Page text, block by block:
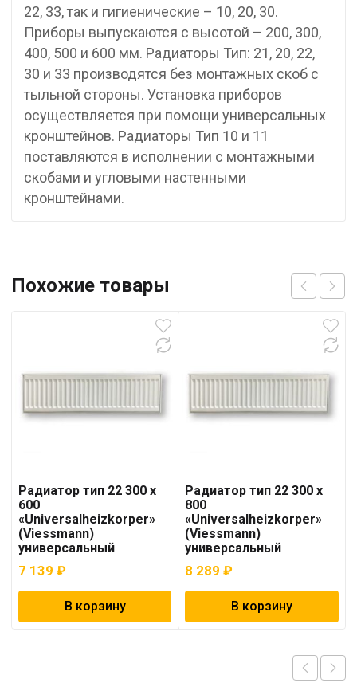
22, 33, так и гигиенические – 10, 20, 30.
Приборы выпускаются с высотой – 200, 300,
400, 500 и 600 мм. Радиаторы Тип: 21, 20, 22,
30 и 33 производятся без монтажных скоб с
тыльной стороны. Установка приборов
осуществляется при помощи универсальных
кронштейнов. Радиаторы Тип 10 и 11
поставляются в исполнении с монтажными
скобами и угловыми настенными
кронштейнами.
Похожие товары
Радиатор тип 22 300 х
600
«Universalheizkorper»
(Viessmann)
универсальный
7 139 ₽
В корзину
Радиатор тип 22 300 x
800
«Universalheizkorper»
(Viessmann)
универсальный
8 289₽
В корзину